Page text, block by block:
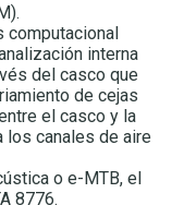
computacional
interna
del casco que
de cejas
el casco y la
los canales de aire
o e-MTB, el
8776.